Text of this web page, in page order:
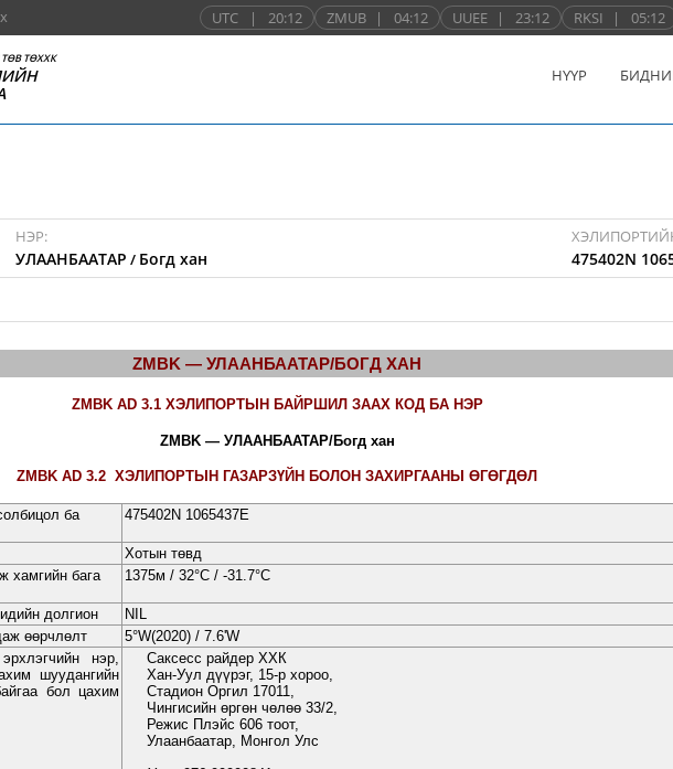
UTC | 20:12 ZMUB | 04:12 UUEE | 23:12 RKSI | 05:12
ТӨХХК
НҮҮР
НЭР:
УЛААНБААТАР / Богд хан 475402N